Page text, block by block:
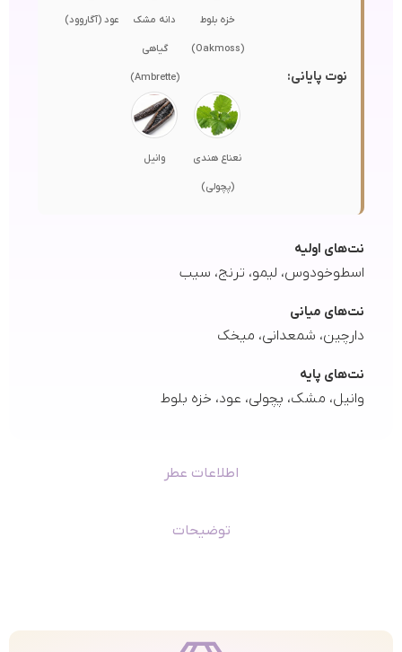
اطلاعات عطر
توضیحات
نوت پایانی:
خزه بلوط
(Oakmoss)
دانه مشک
گیاهی
(Ambrette)
عود (آگاروود)
نعناع هندی
(پچولی)
وانیل
نت‌های اولیه
اسطوخودوس، لیمو، ترنج، سیب
نت‌های میانی
دارچین، شمعدانی، میخک
نت‌های پایه
وانیل، مشک، پچولی، عود، خزه بلوط